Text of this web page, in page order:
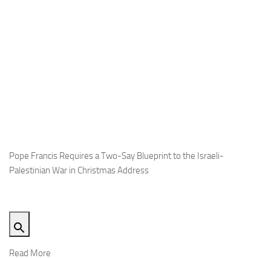
Pope Francis Requires a Two-Say Blueprint to the Israeli-
Palestinian War in Christmas Address
Read More